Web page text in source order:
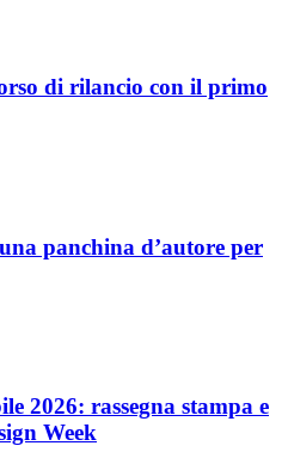
di rilancio con il primo
panchina d’autore per
2026: rassegna stampa e
Week